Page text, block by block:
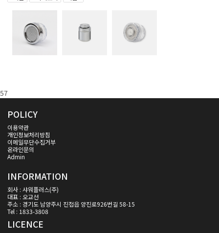
57
POLICY
이용약관
개인정보처리방침
이메일무단수집거부
온라인문의
Admin
INFORMATION
회사 : 샤워플러스(주)
대표 : 오교선
주소 : 경기도 남양주시 진접읍 양진로926번길 58-15
Tel : 1833-3808
LICENCE